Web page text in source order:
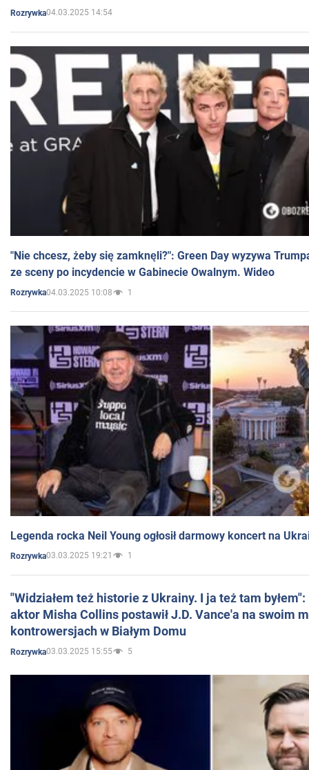
Rozrywka04.03.2025 14:54
"Nie chcesz, żeby się zamknęli?": Green Day wyzywa
ze sceny po incydencie w Gabinecie Owalnym. Wideo
Rozrywka04.03.2025 10:08 1
Legenda rocka Neil Young ogłosił darmowy koncert na
Rozrywka03.03.2025 19:21 1
"Widziałem też historie z Ukrainy. I ja też tam
aktor Misha Collins postawił J.D. Vance'a na swoim
kontrowersjach w Białym Domu
Rozrywka03.03.2025 15:55 5